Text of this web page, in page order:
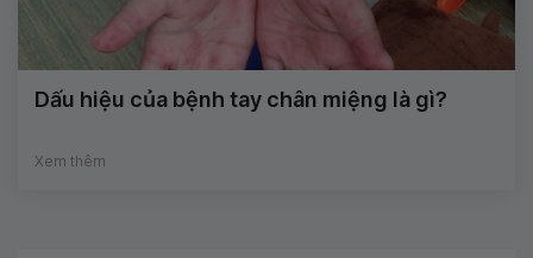
Dấu hiệu của bệnh tay chân miệng là gì?
Xem thêm